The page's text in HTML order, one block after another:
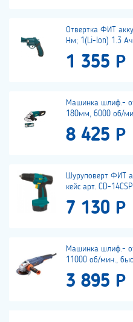
Отвертка ФИТ
Нм; 1(Li-lon) 1.3
1 355 Р
Машинка шлиф.-
180мм, 6000 об/
8 425 Р
Шуруповерт ФИТ
кейс арт. CD-
7 130 Р
Машинка шлиф.-
11000 об/мин.,
3 895 Р